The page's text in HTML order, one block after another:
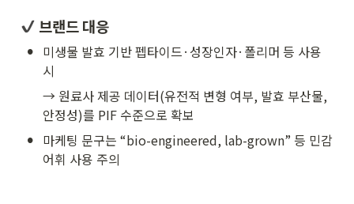
브랜드 대응
• 미생물 발효 기반 펩타이드·성장인자·폴리머 등 사용
시
→ 원료사 제공 데이터(유전적 변형 여부, 발효 부산물,
안정성)를 PIF 수준으로 확보
• 마케팅 문구는 “bio-engineered, lab-grown” 등 민감
어휘 사용 주의